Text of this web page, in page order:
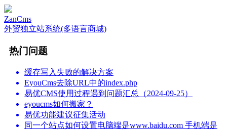
ZanCms
外贸独立站系统(多语言商城)
热门问题
缓存写入失败的解决方案
EyouCms去除URL中的index.php
易优CMS使用过程遇到问题汇总（2024-09-25）
eyoucms如何搬家？
易优功能建议征集活动
同一个站点如何设置电脑端是www.baidu.com 手机端是